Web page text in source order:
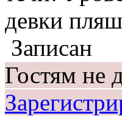
девки
Записан
Гостям не